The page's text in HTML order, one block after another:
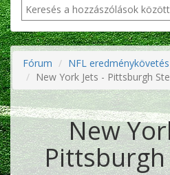
Fórum
NFL eredménykövetés
New York Jets - Pittsburgh
New